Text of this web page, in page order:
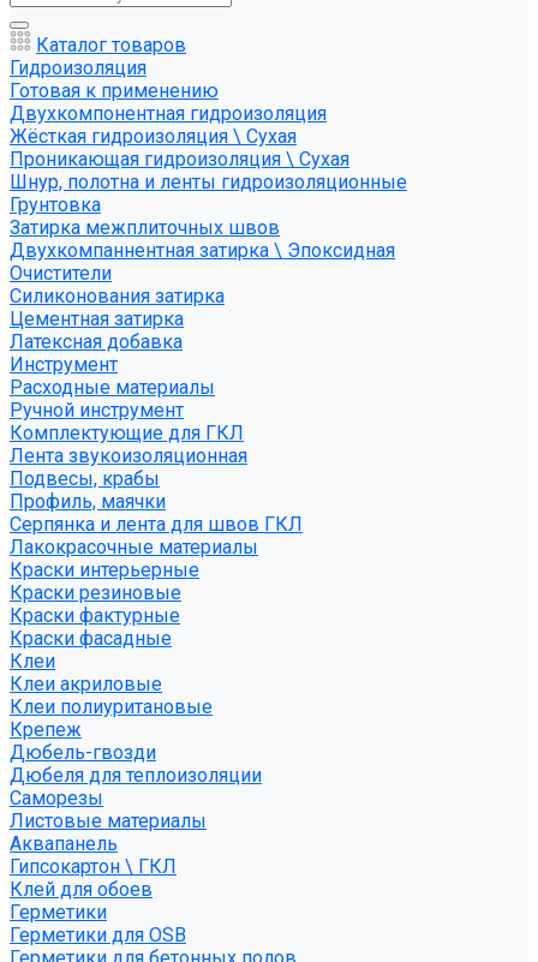
Каталог товаров
Гидроизоляция
Готовая к применению
Двухкомпонентная гидроизоляция
Жёсткая гидроизоляция \ Сухая
Проникающая гидроизоляция \ Сухая
Шнур, полотна и ленты гидроизоляционные
Грунтовка
Затирка межплиточных швов
Двухкомпаннентная затирка \ Эпоксидная
Очистители
Силиконования затирка
Цементная затирка
Латексная добавка
Инструмент
Расходные материалы
Ручной инструмент
Комплектующие для ГКЛ
Лента звукоизоляционная
Подвесы, крабы
Профиль, маячки
Серпянка и лента для швов ГКЛ
Лакокрасочные материалы
Краски интерьерные
Краски резиновые
Краски фактурные
Краски фасадные
Клеи
Клеи акриловые
Клеи полиуритановые
Крепеж
Дюбель-гвозди
Дюбеля для теплоизоляции
Саморезы
Листовые материалы
Аквапанель
Гипсокартон \ ГКЛ
Клей для обоев
Герметики
Герметики для OSB